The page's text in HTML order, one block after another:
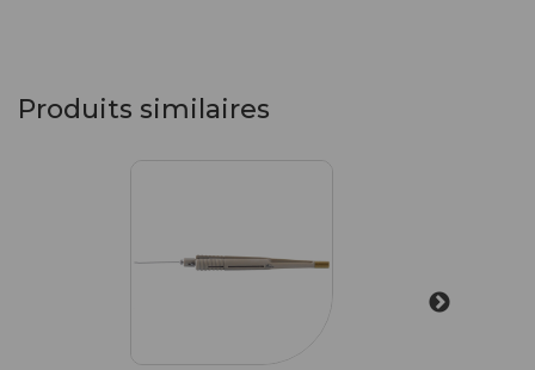
Produits similaires